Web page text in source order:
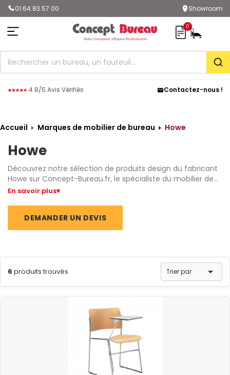
01.64.83.57.00 Showroom
0
4.8/5 Avis Vérifiés Contactez-nous !
Accueil Marques de mobilier de bureau Howe
Howe
Découvrez notre sélection de produits design du fabricant
Howe sur Concept-Bureau.fr, le spécialiste du mobilier de
bureau design en Ile-de-France.
En savoir plus▾
DEMANDER UN DEVIS
6 produits trouvés Trier par 